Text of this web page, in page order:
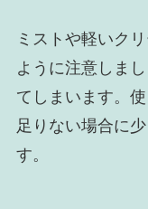
ミストや軽いク
ように注意しま
てしまいます。
足りない場合に
す。